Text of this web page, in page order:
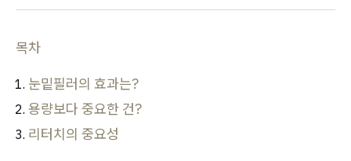
목차
눈밑필러의 효과는?
용량보다 중요한 건?
리터치의 중요성